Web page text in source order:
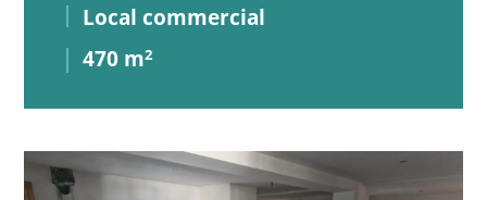
Local commercial
470 m2